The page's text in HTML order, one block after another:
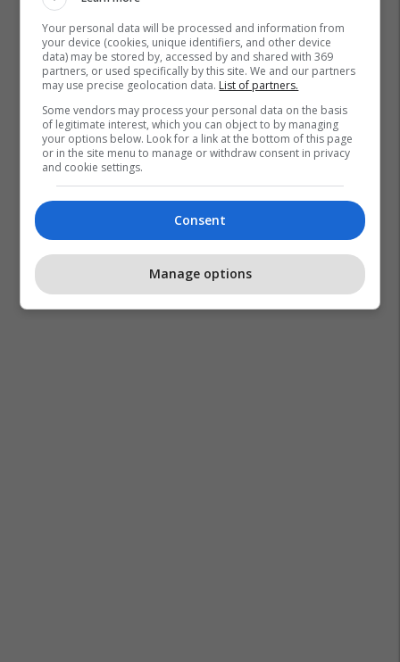
Your personal data will be processed and information from
your device (cookies, unique identifiers, and other device
data) may be stored by, accessed by and shared with 369
partners, or used specifically by this site. We and our partners
may use precise geolocation data. List of partners.
Some vendors may process your personal data on the basis
of legitimate interest, which you can object to by managing
your options below. Look for a link at the bottom of this page
or in the site menu to manage or withdraw consent in privacy
and cookie settings.
Consent
Manage options